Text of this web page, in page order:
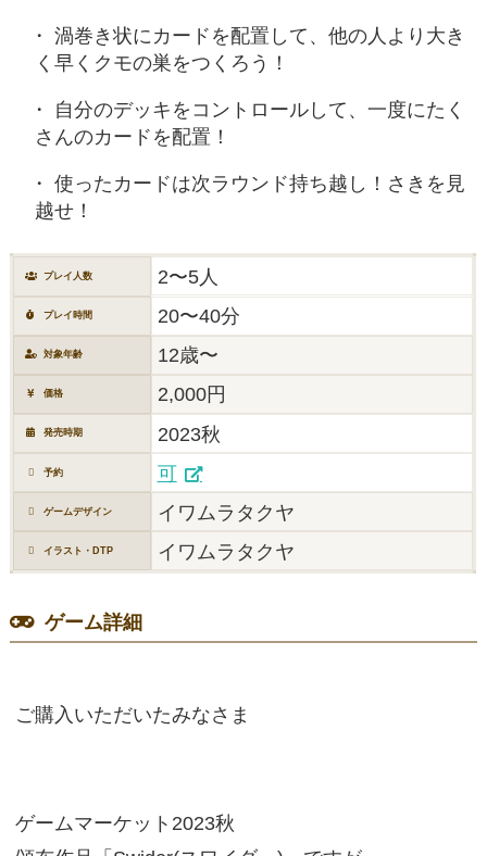
渦巻き状にカードを配置して、他の人より大き
く早くクモの巣をつくろう！
自分のデッキをコントロールして、一度にたく
さんのカードを配置！
使ったカードは次ラウンド持ち越し！さきを見
越せ！
プレイ人数 2〜5人
プレイ時間 20〜40分
対象年齢 12歳〜
価格 2,000円
発売時期 2023秋
予約 可
ゲームデザイン イワムラタクヤ
イラスト・DTP イワムラタクヤ
ゲーム詳細
ご購入いただいたみなさま
ゲームマーケット2023秋